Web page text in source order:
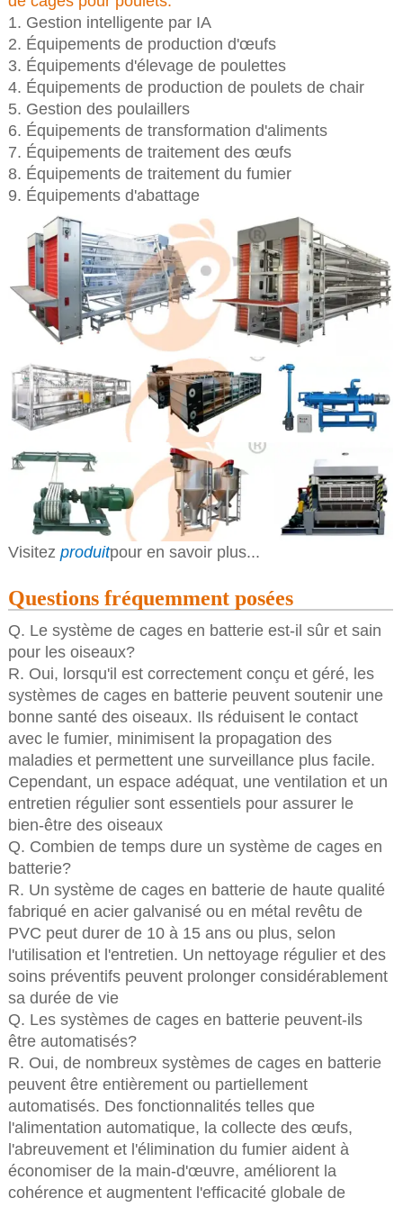
Gestion intelligente par IA
Équipements de production d'œufs
Équipements d'élevage de poulettes
Équipements de production de poulets de chair
Gestion des poulaillers
Équipements de transformation d'aliments
Équipements de traitement des œufs
Équipements de traitement du fumier
Équipements d'abattage
Visitez produitpour en savoir plus...
Questions fréquemment posées
Q. Le système de cages en batterie est-il sûr et sain
pour les oiseaux?
R. Oui, lorsqu'il est correctement conçu et géré, les
systèmes de cages en batterie peuvent soutenir une
bonne santé des oiseaux. Ils réduisent le contact
avec le fumier, minimisent la propagation des
maladies et permettent une surveillance plus facile.
Cependant, un espace adéquat, une ventilation et un
entretien régulier sont essentiels pour assurer le
bien-être des oiseaux
Q. Combien de temps dure un système de cages en
batterie?
R. Un système de cages en batterie de haute qualité
fabriqué en acier galvanisé ou en métal revêtu de
PVC peut durer de 10 à 15 ans ou plus, selon
l'utilisation et l'entretien. Un nettoyage régulier et des
soins préventifs peuvent prolonger considérablement
sa durée de vie
Q. Les systèmes de cages en batterie peuvent-ils
être automatisés?
R. Oui, de nombreux systèmes de cages en batterie
peuvent être entièrement ou partiellement
automatisés. Des fonctionnalités telles que
l'alimentation automatique, la collecte des œufs,
l'abreuvement et l'élimination du fumier aident à
économiser de la main-d'œuvre, améliorent la
cohérence et augmentent l'efficacité globale de